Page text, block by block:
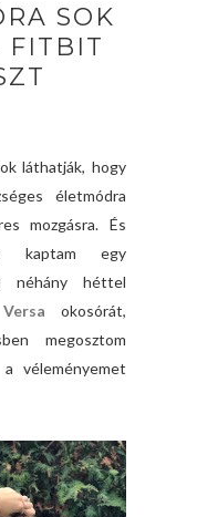
SOK
FITBIT
láthatják, hogy
életmódra
mozgásra. És
kaptam egy
néhány héttel
okosórát,
megosztom
véleményemet